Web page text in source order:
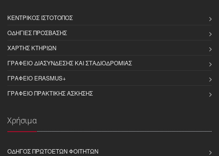
ΚΕΝΤΡΙΚΌΣ ΙΣΤΌΤΟΠΟΣ
ΟΔΗΓΊΕΣ ΠΡΌΣΒΑΣΗΣ
ΧΆΡΤΗΣ ΚΤΗΡΊΩΝ
ΓΡΑΦΕΊΟ ΔΙΑΣΎΝΔΕΣΗΣ ΚΑΙ ΣΤΑΔΙΟΔΡΟΜΊΑΣ
ΓΡΑΦΕΊΟ ERASMUS+
ΓΡΑΦΕΊΟ ΠΡΑΚΤΙΚΉΣ ΆΣΚΗΣΗΣ
Χρήσιμα
ΟΔΗΓΌΣ ΠΡΩΤΟΕΤΏΝ ΦΟΙΤΗΤΏΝ